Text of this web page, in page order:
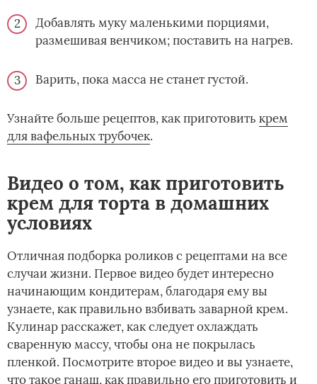
Добавлять муку маленькими порциями,
размешивая венчиком; поставить на нагрев.
Варить, пока масса не станет густой.
Узнайте больше рецептов, как приготовить­ крем
для вафельных трубочек.
Видео о том, как приготовить
крем для торта в домашних
условиях
Отличная подборка роликов с рецептами на все
случаи жизни. Первое видео будет интересно
начинающим кондитерам, благодаря ему вы
узнаете, как правильно взбивать заварной крем.
Кулинар расскажет, как следует охлаждать
сваренную массу, чтобы она не покрылась
пленкой. Посмотрите второе видео и вы узнаете,
что такое ганаш, как правильно его приготовить и